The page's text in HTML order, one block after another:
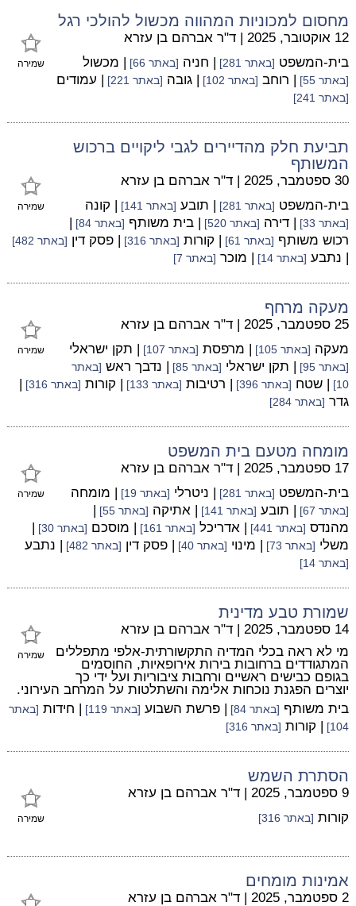
מחסום למכוניות המהווה מכשול להולכי רגל
שמירה
12 אוקטובר, 2025 | ד"ר אברהם בן עזרא
בית-המשפט [באתר 281] | חניה [באתר 66] | מכשול
[באתר 55] | רוחב [באתר 102] | גובה [באתר 221] | עמודים
[באתר 241]
תביעת חלק מהדיירים לגבי ליקויים ברכוש
המשותף
שמירה
30 ספטמבר, 2025 | ד"ר אברהם בן עזרא
בית-המשפט [באתר 281] | תובע [באתר 141] | קונה
[באתר 33] | דירה [באתר 520] | בית משותף [באתר 84]
|
רכוש משותף [באתר 61] | קורות [באתר 316] | פסק דין [באתר 482]
| נתבע [באתר 14] | מוכר [באתר 7]
מעקה מרחף
שמירה
25 ספטמבר, 2025 | ד"ר אברהם בן עזרא
מעקה [באתר 105] | מרפסת [באתר 107] | תקן ישראלי
[באתר 95] | תקן ישראלי [באתר 85] | נדבך ראש [באתר
10]
| שטח [באתר 396] | רטיבות [באתר 133] | קורות [באתר 316]
|
גדר [באתר 284]
מומחה מטעם בית המשפט
שמירה
17 ספטמבר, 2025 | ד"ר אברהם בן עזרא
בית-המשפט [באתר 281] | ניטרלי [באתר 19] | מומחה
[באתר 67] | תובע [באתר 141] | אתיקה [באתר 55]
|
מהנדס [באתר 441] | אדריכל [באתר 161] | מוסכם [באתר 30]
|
משלי [באתר 73] | מינוי [באתר 40] | פסק דין [באתר 482] | נתבע
[באתר 14]
שמורת טבע מדינית
שמירה
14 ספטמבר, 2025 | ד"ר אברהם בן עזרא
מי לא ראה בכלי המדיה התקשורתית-אלפי מתפללים
המתגודדים ברחובות בירות אירופאיות, החוסמים
בגופם כבישים ראשיים ורחבות ציבוריות ועל ידי כך
יוצרים הפגנת נוכחות אלימה והשתלטות על המרחב העירוני.
בית משותף [באתר 84] | פרשת השבוע [באתר 119] | חידות [באתר
104]
| קורות [באתר 316]
הסתרת השמש
שמירה
9 ספטמבר, 2025 | ד"ר אברהם בן עזרא
קורות [באתר 316]
אמינות מומחים
2 ספטמבר, 2025 | ד"ר אברהם בן עזרא